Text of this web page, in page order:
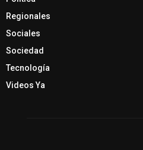
Regionales
Sociales
Sociedad
Tecnología
Videos Ya